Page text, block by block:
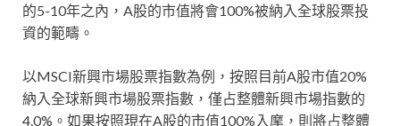
的5-10年之內，A股的市值將會100%被納入全球股票投
資的範疇。
以MSCI新興市場股票指數為例，按照目前A股市值20%
納入全球新興市場股票指數，僅占整體新興市場指數的
4.0%。如果按照現在A股的市值100%入摩，則將占整體